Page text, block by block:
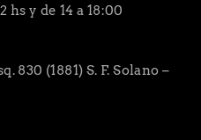
hs y de 14 a 18:00
830 (1881) S. F. Solano –